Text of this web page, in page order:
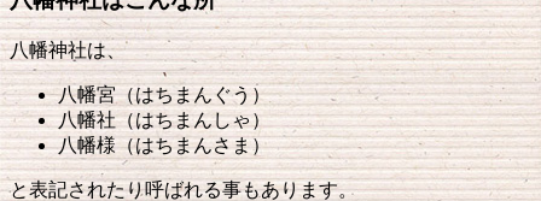
八幡神社は、
八幡宮（はちまんぐう）
八幡社（はちまんしゃ）
八幡様（はちまんさま）
と表記されたり呼ばれる事もあります。